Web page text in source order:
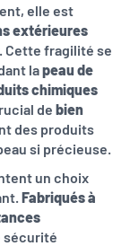
elle est
extérieures
Cette fragilité se
lapeau de
chimiques
de bien
des produits
si précieuse.
un choix
Fabriqués à
sécurité